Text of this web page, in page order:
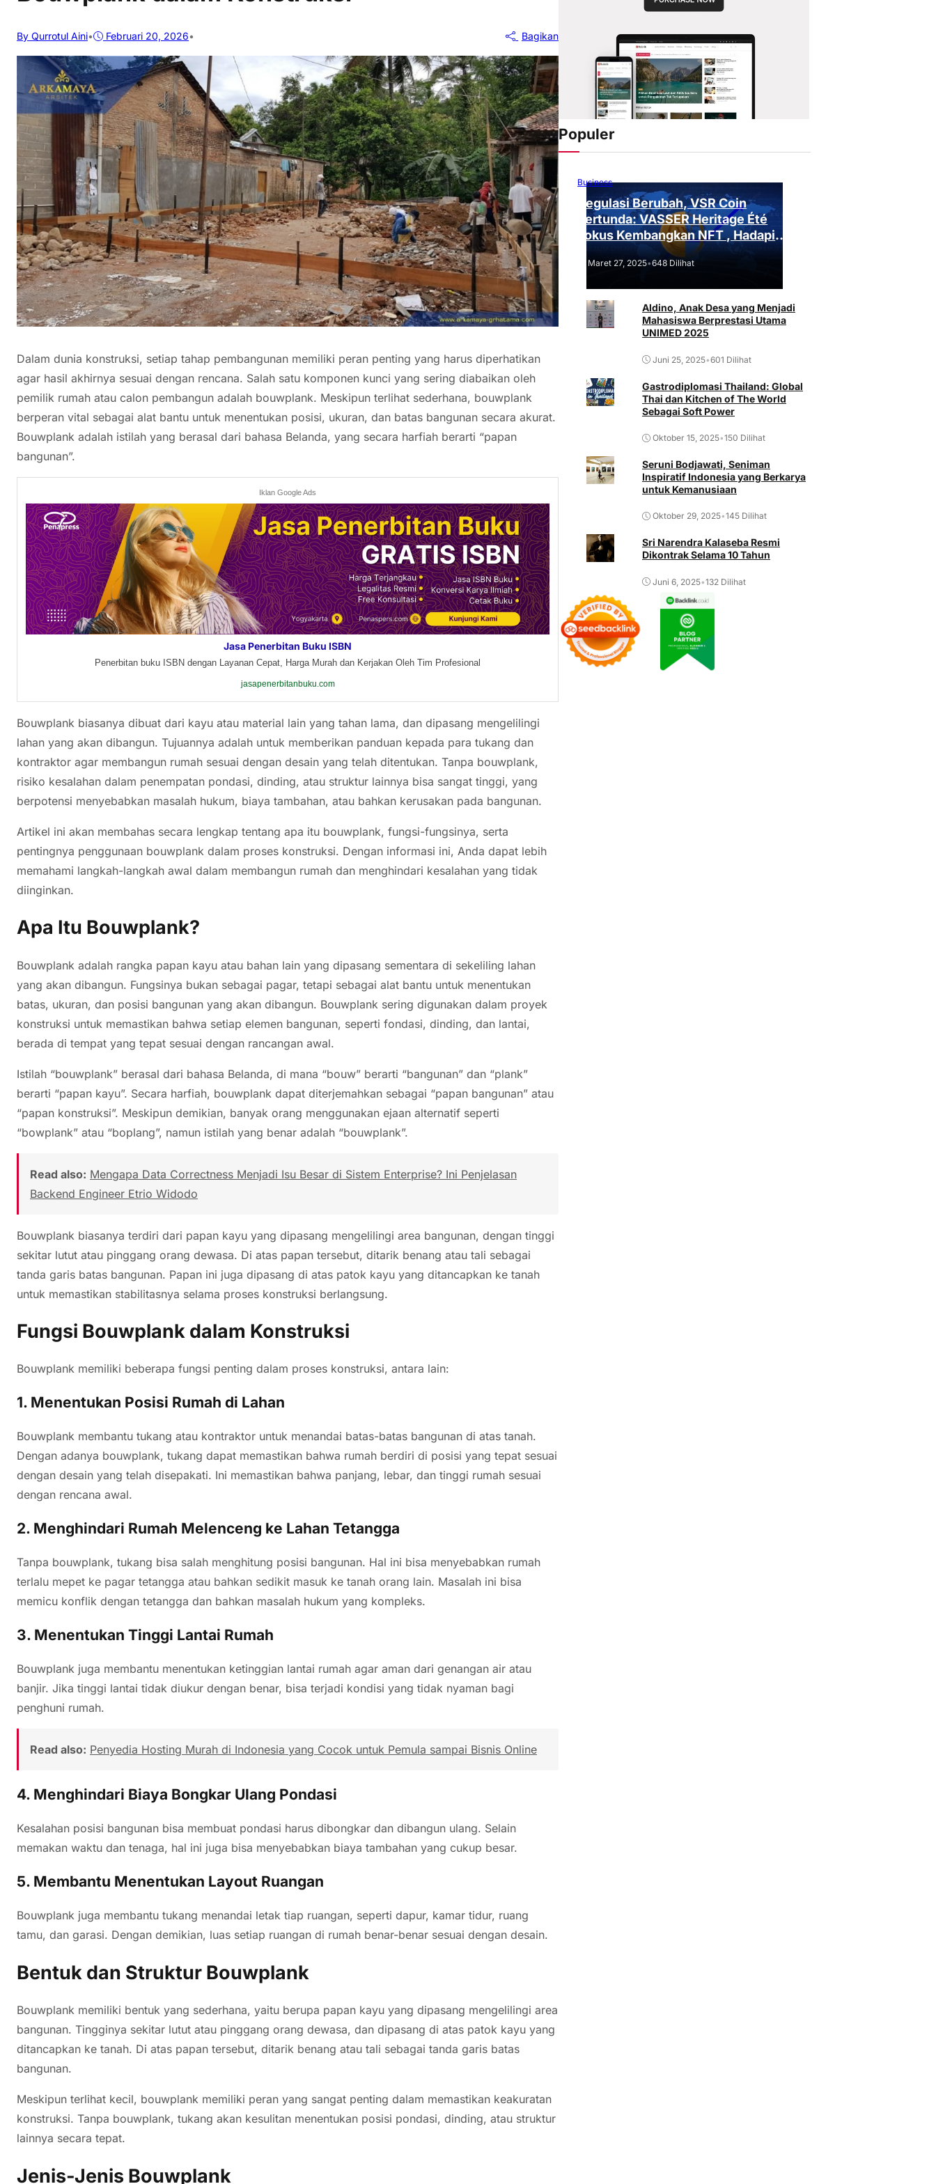
By Qurrotul Aini• Februari 20, 2026• Bagikan
Dalam dunia konstruksi, setiap tahap pembangunan memiliki peran penting yang harus diperhatikan
agar hasil akhirnya sesuai dengan rencana. Salah satu komponen kunci yang sering diabaikan oleh
pemilik rumah atau calon pembangun adalah bouwplank. Meskipun terlihat sederhana, bouwplank
berperan vital sebagai alat bantu untuk menentukan posisi, ukuran, dan batas bangunan secara akurat.
Bouwplank adalah istilah yang berasal dari bahasa Belanda, yang secara harfiah berarti “papan
bangunan”.
Iklan Google Ads
Jasa Penerbitan Buku ISBN
Penerbitan buku ISBN dengan Layanan Cepat, Harga Murah dan Kerjakan Oleh Tim Profesional
jasapenerbitanbuku.com
Bouwplank biasanya dibuat dari kayu atau material lain yang tahan lama, dan dipasang mengelilingi
lahan yang akan dibangun. Tujuannya adalah untuk memberikan panduan kepada para tukang dan
kontraktor agar membangun rumah sesuai dengan desain yang telah ditentukan. Tanpa bouwplank,
risiko kesalahan dalam penempatan pondasi, dinding, atau struktur lainnya bisa sangat tinggi, yang
berpotensi menyebabkan masalah hukum, biaya tambahan, atau bahkan kerusakan pada bangunan.
Artikel ini akan membahas secara lengkap tentang apa itu bouwplank, fungsi-fungsinya, serta
pentingnya penggunaan bouwplank dalam proses konstruksi. Dengan informasi ini, Anda dapat lebih
memahami langkah-langkah awal dalam membangun rumah dan menghindari kesalahan yang tidak
diinginkan.
Apa Itu Bouwplank?
Bouwplank adalah rangka papan kayu atau bahan lain yang dipasang sementara di sekeliling lahan
yang akan dibangun. Fungsinya bukan sebagai pagar, tetapi sebagai alat bantu untuk menentukan
batas, ukuran, dan posisi bangunan yang akan dibangun. Bouwplank sering digunakan dalam proyek
konstruksi untuk memastikan bahwa setiap elemen bangunan, seperti fondasi, dinding, dan lantai,
berada di tempat yang tepat sesuai dengan rancangan awal.
Istilah “bouwplank” berasal dari bahasa Belanda, di mana “bouw” berarti “bangunan” dan “plank”
berarti “papan kayu”. Secara harfiah, bouwplank dapat diterjemahkan sebagai “papan bangunan” atau
“papan konstruksi”. Meskipun demikian, banyak orang menggunakan ejaan alternatif seperti
“bowplank” atau “boplang”, namun istilah yang benar adalah “bouwplank”.
Read also: Mengapa Data Correctness Menjadi Isu Besar di Sistem Enterprise? Ini Penjelasan
Backend Engineer Etrio Widodo
Bouwplank biasanya terdiri dari papan kayu yang dipasang mengelilingi area bangunan, dengan tinggi
sekitar lutut atau pinggang orang dewasa. Di atas papan tersebut, ditarik benang atau tali sebagai
tanda garis batas bangunan. Papan ini juga dipasang di atas patok kayu yang ditancapkan ke tanah
untuk memastikan stabilitasnya selama proses konstruksi berlangsung.
Fungsi Bouwplank dalam Konstruksi
Bouwplank memiliki beberapa fungsi penting dalam proses konstruksi, antara lain:
1. Menentukan Posisi Rumah di Lahan
Bouwplank membantu tukang atau kontraktor untuk menandai batas-batas bangunan di atas tanah.
Dengan adanya bouwplank, tukang dapat memastikan bahwa rumah berdiri di posisi yang tepat sesuai
dengan desain yang telah disepakati. Ini memastikan bahwa panjang, lebar, dan tinggi rumah sesuai
dengan rencana awal.
2. Menghindari Rumah Melenceng ke Lahan Tetangga
Tanpa bouwplank, tukang bisa salah menghitung posisi bangunan. Hal ini bisa menyebabkan rumah
terlalu mepet ke pagar tetangga atau bahkan sedikit masuk ke tanah orang lain. Masalah ini bisa
memicu konflik dengan tetangga dan bahkan masalah hukum yang kompleks.
3. Menentukan Tinggi Lantai Rumah
Bouwplank juga membantu menentukan ketinggian lantai rumah agar aman dari genangan air atau
banjir. Jika tinggi lantai tidak diukur dengan benar, bisa terjadi kondisi yang tidak nyaman bagi
penghuni rumah.
Read also: Penyedia Hosting Murah di Indonesia yang Cocok untuk Pemula sampai Bisnis Online
4. Menghindari Biaya Bongkar Ulang Pondasi
Kesalahan posisi bangunan bisa membuat pondasi harus dibongkar dan dibangun ulang. Selain
memakan waktu dan tenaga, hal ini juga bisa menyebabkan biaya tambahan yang cukup besar.
5. Membantu Menentukan Layout Ruangan
Bouwplank juga membantu tukang menandai letak tiap ruangan, seperti dapur, kamar tidur, ruang
tamu, dan garasi. Dengan demikian, luas setiap ruangan di rumah benar-benar sesuai dengan desain.
Bentuk dan Struktur Bouwplank
Bouwplank memiliki bentuk yang sederhana, yaitu berupa papan kayu yang dipasang mengelilingi area
bangunan. Tingginya sekitar lutut atau pinggang orang dewasa, dan dipasang di atas patok kayu yang
ditancapkan ke tanah. Di atas papan tersebut, ditarik benang atau tali sebagai tanda garis batas
bangunan.
Meskipun terlihat kecil, bouwplank memiliki peran yang sangat penting dalam memastikan keakuratan
konstruksi. Tanpa bouwplank, tukang akan kesulitan menentukan posisi pondasi, dinding, atau struktur
lainnya secara tepat.
Jenis-Jenis Bouwplank
Populer
Business
Regulasi Berubah, VSR Coin
Tertunda: VASSER Heritage Été
Fokus Kembangkan NFT , Hadapi
Tantangan Regulasi!
Maret 27, 2025•648 Dilihat
Aldino, Anak Desa yang Menjadi
Mahasiswa Berprestasi Utama
UNIMED 2025
Juni 25, 2025•601 Dilihat
Gastrodiplomasi Thailand: Global
Thai dan Kitchen of The World
Sebagai Soft Power
Oktober 15, 2025•150 Dilihat
Seruni Bodjawati, Seniman
Inspiratif Indonesia yang Berkarya
untuk Kemanusiaan
Oktober 29, 2025•145 Dilihat
Sri Narendra Kalaseba Resmi
Dikontrak Selama 10 Tahun
Juni 6, 2025•132 Dilihat